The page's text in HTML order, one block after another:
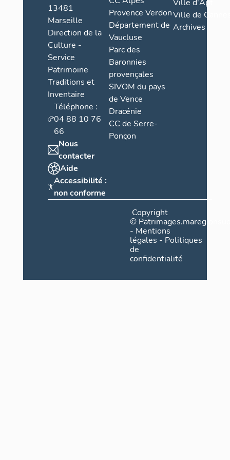
13481
Marseille
Direction de la
Culture -
Service
Patrimoine
Traditions et
Inventaire
Téléphone :
04 88 10 76
66
Nous
contacter
Aide
Accessibilité :
non conforme
Provence Verdon
Département de
Vaucluse
Parc des
Baronnies
provençales
SIVOM du pays
de Vence
Dracénie
CC de Serre-
Ponçon
Ville d'Apt
Ville de
Archives
Copyright
©
- Mentions
légales - Politiques
de
confidentialité